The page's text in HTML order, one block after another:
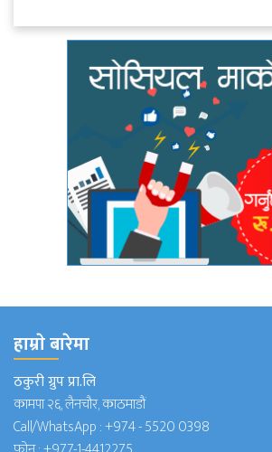
हाम्राे बारेमा
ठकुरी ग्रुप प्रा.लि
कामपा २६, लैनचौर, काठमाडौं
Call/WhatsApp :+974 - 5520 0398